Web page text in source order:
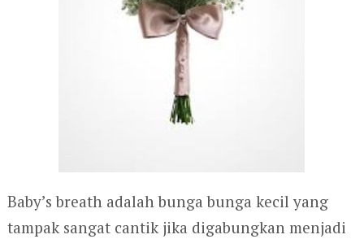
Baby’s breath adalah bunga bunga kecil yang
tampak sangat cantik jika digabungkan menjadi